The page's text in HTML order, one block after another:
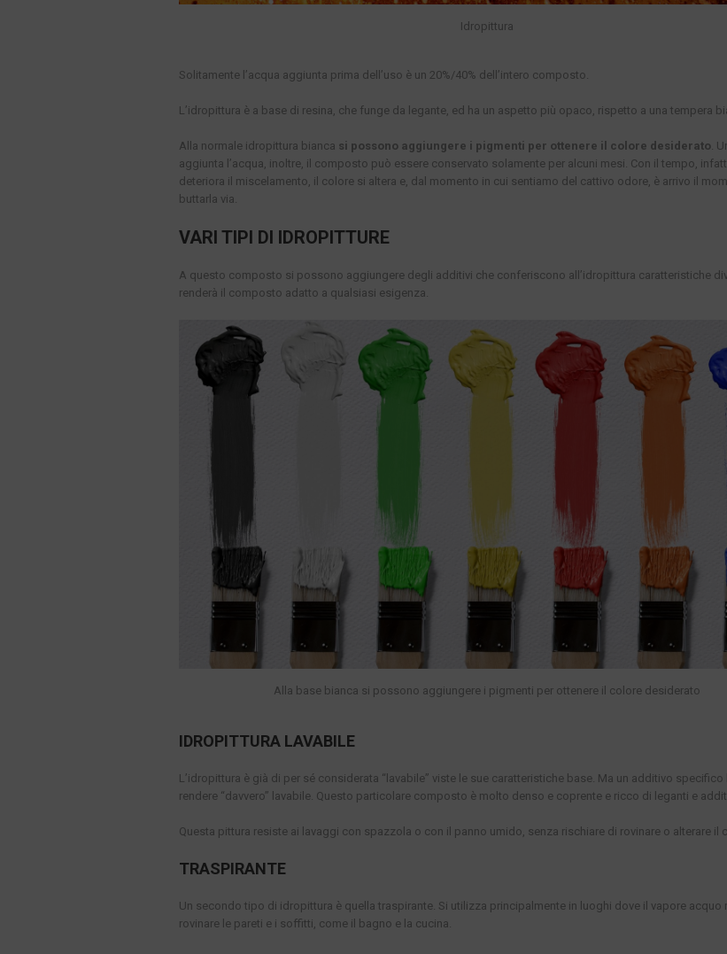
Idropittura
Solitamente l’acqua aggiunta prima dell’uso è un 20%/40% dell’intero composto.
L’idropittura è a base di resina, che funge da legante, ed ha un aspetto più opaco, rispetto a una tempera
Alla normale idropittura bianca si possono aggiungere i pigmenti per ottenere il colore desiderato .
aggiunta l’acqua, inoltre, il composto può essere conservato solamente per alcuni mesi. Con il tempo,
deteriora il miscelamento, il colore si altera e, dal momento in cui sentiamo del cattivo odore, è arrivo il
buttarla via.
VARI TIPI DI IDROPITTURE
A questo composto si possono aggiungere degli additivi che conferiscono all’idropittura caratteristiche
renderà il composto adatto a qualsiasi esigenza.
Alla base bianca si possono aggiungere i pigmenti per ottenere il colore desiderato
IDROPITTURA LAVABILE
L’idropittura è già di per sé considerata “lavabile” viste le sue caratteristiche base. Ma un additivo specifico
rendere “davvero” lavabile. Questo particolare composto è molto denso e coprente e ricco di leganti e
Questa pittura resiste ai lavaggi con spazzola o con il panno umido, senza rischiare di rovinare o alterare il
TRASPIRANTE
Un secondo tipo di idropittura è quella traspirante. Si utilizza principalmente in luoghi dove il vapore acquo
rovinare le pareti e i soffitti, come il bagno e la cucina.